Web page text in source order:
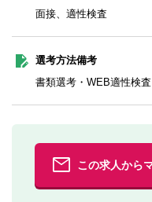
面接、適性検査
選考方法備考
書類選考・WEB適性検
この求人から